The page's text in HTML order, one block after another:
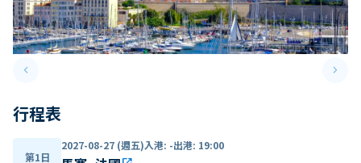
keyboard_arrow_leftPrevious slide keyboard_arrow_right
行程表
第1日
2027-08-27 (週五)入港: -出港: 19:00